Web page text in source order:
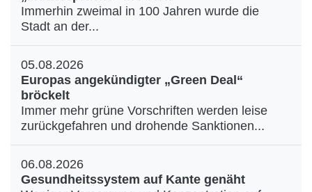
Immerhin zweimal in 100 Jahren wurde die
Stadt an der...
05.08.2026
Europas angekündigter „Green Deal“
bröckelt
Immer mehr grüne Vorschriften werden leise
zurückgefahren und drohende Sanktionen...
06.08.2026
Gesundheitssystem auf Kante genäht